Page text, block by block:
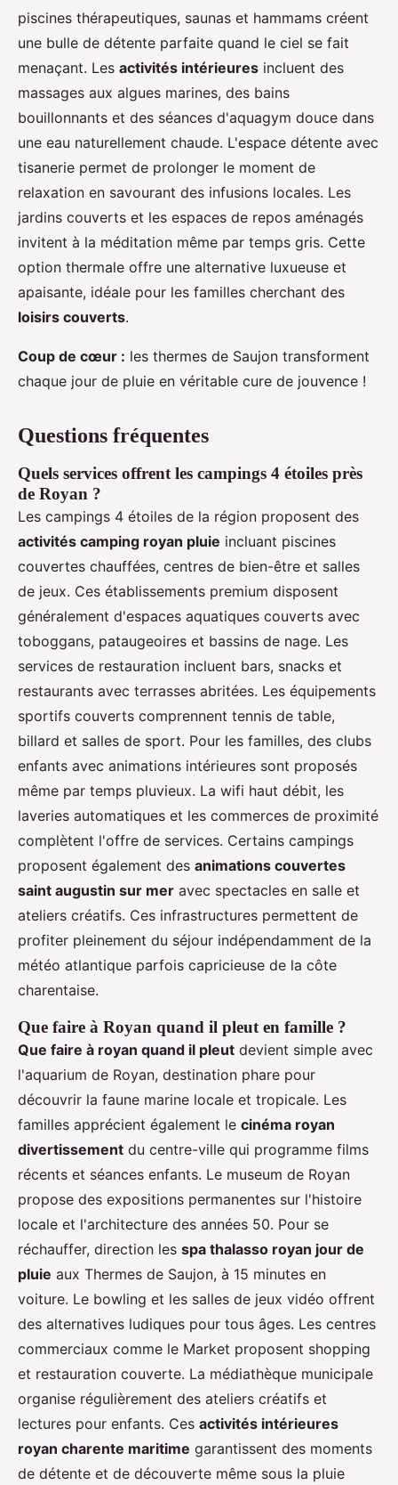
piscines thérapeutiques, saunas et hammams créent
une bulle de détente parfaite quand le ciel se fait
menaçant. Les activités intérieures incluent des
massages aux algues marines, des bains
bouillonnants et des séances d'aquagym douce dans
une eau naturellement chaude. L'espace détente avec
tisanerie permet de prolonger le moment de
relaxation en savourant des infusions locales. Les
jardins couverts et les espaces de repos aménagés
invitent à la méditation même par temps gris. Cette
option thermale offre une alternative luxueuse et
apaisante, idéale pour les familles cherchant des
loisirs couverts.
Coup de cœur : les thermes de Saujon transforment
chaque jour de pluie en véritable cure de jouvence !
Questions fréquentes
Quels services offrent les campings 4 étoiles près
de Royan ?
Les campings 4 étoiles de la région proposent des
activités camping royan pluie incluant piscines
couvertes chauffées, centres de bien-être et salles
de jeux. Ces établissements premium disposent
généralement d'espaces aquatiques couverts avec
toboggans, pataugeoires et bassins de nage. Les
services de restauration incluent bars, snacks et
restaurants avec terrasses abritées. Les équipements
sportifs couverts comprennent tennis de table,
billard et salles de sport. Pour les familles, des clubs
enfants avec animations intérieures sont proposés
même par temps pluvieux. La wifi haut débit, les
laveries automatiques et les commerces de proximité
complètent l'offre de services. Certains campings
proposent également des animations couvertes
saint augustin sur mer avec spectacles en salle et
ateliers créatifs. Ces infrastructures permettent de
profiter pleinement du séjour indépendamment de la
météo atlantique parfois capricieuse de la côte
charentaise.
Que faire à Royan quand il pleut en famille ?
Que faire à royan quand il pleut devient simple avec
l'aquarium de Royan, destination phare pour
découvrir la faune marine locale et tropicale. Les
familles apprécient également le cinéma royan
divertissement du centre-ville qui programme films
récents et séances enfants. Le museum de Royan
propose des expositions permanentes sur l'histoire
locale et l'architecture des années 50. Pour se
réchauffer, direction les spa thalasso royan jour de
pluie aux Thermes de Saujon, à 15 minutes en
voiture. Le bowling et les salles de jeux vidéo offrent
des alternatives ludiques pour tous âges. Les centres
commerciaux comme le Market proposent shopping
et restauration couverte. La médiathèque municipale
organise régulièrement des ateliers créatifs et
lectures pour enfants. Ces activités intérieures
royan charente maritime garantissent des moments
de détente et de découverte même sous la pluie